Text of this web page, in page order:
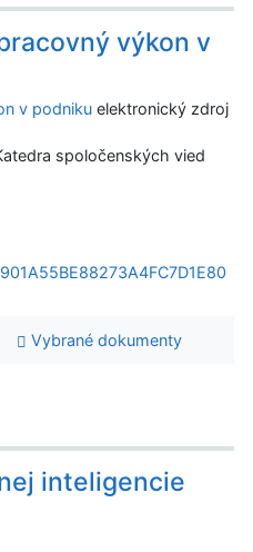
výkon v
v podniku elektronický zdroj
spoločenských vied
Vybrané dokumenty
inteligencie